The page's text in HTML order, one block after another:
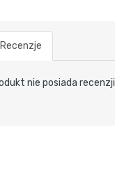
Recenzje
nie posiada